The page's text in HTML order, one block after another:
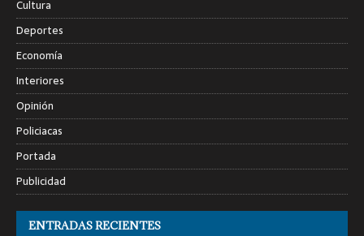
Cultura
Deportes
Economía
Interiores
Opinión
Policiacas
Portada
Publicidad
ENTRADAS RECIENTES